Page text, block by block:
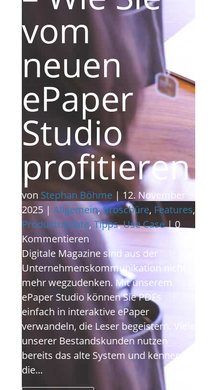
vom
neuen
ePaper
Studio
profitieren
von Stephan Böhme | 12. November
2025| Allgemein,Broschüre, Features,
Produktupdate,Tipps,Use Case| 0
Kommentieren
Digitale Magazine sind aus der
Unternehmenskommunikation nicht
mehr wegzudenken. Mit unserem
ePaper Studio können Sie PDFs
einfach in interaktive ePaper
verwandeln, die Leser begeistern. Viele
unserer Bestandskunden nutzen
bereits das alte System und kennen
die...